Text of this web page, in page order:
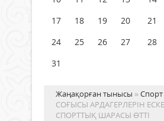
17
18 19 20 21
24
25 26 27 28
31
Жаңақорған тынысы »Спорт
СОҒЫСЫ АРДАГЕРЛЕРІН
СПОРТТЫҚ ШАРАСЫ ӨТТІ